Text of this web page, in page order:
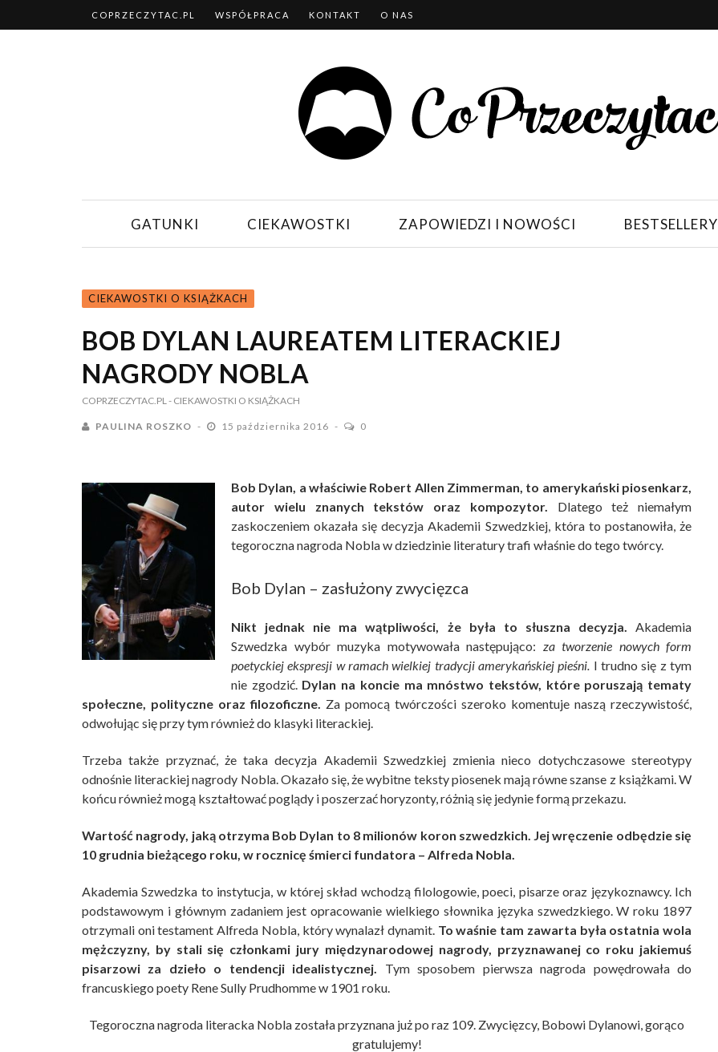
COPRZECZYTAC.PL WSPÓŁPRACA KONTAKT O NAS
GATUNKI CIEKAWOSTKI ZAPOWIEDZI I NOWOŚCI BESTSELLERY
CIEKAWOSTKI O KSIĄŻKACH
BOB DYLAN LAUREATEM LITERACKIEJ
NAGRODY NOBLA
COPRZECZYTAC.PL- CIEKAWOSTKI O KSIĄŻKACH
PAULINA ROSZKO 15 października 2016 0
Bob Dylan, a właściwie Robert Allen Zimmerman, to amerykański piosenkarz,
autor wielu znanych tekstów oraz kompozytor. Dlatego też niemałym
zaskoczeniem okazała się decyzja Akademii Szwedzkiej, która to postanowiła, że
tegoroczna nagroda Nobla w dziedzinie literatury trafi właśnie do tego twórcy.
Bob Dylan – zasłużony zwycięzca
Nikt jednak nie ma wątpliwości, że była to słuszna decyzja. Akademia
Szwedzka wybór muzyka motywowała następująco: za tworzenie nowych form
poetyckiej ekspresji w ramach wielkiej tradycji amerykańskiej pieśni. I trudno się z tym
nie zgodzić. Dylan na koncie ma mnóstwo tekstów, które poruszają tematy
społeczne, polityczne oraz filozoficzne. Za pomocą twórczości szeroko komentuje naszą rzeczywistość,
odwołując się przy tym również do klasyki literackiej.
Trzeba także przyznać, że taka decyzja Akademii Szwedzkiej zmienia nieco dotychczasowe stereotypy
odnośnie literackiej nagrody Nobla. Okazało się, że wybitne teksty piosenek mają równe szanse z książkami. W
końcu również mogą kształtować poglądy i poszerzać horyzonty, różnią się jedynie formą przekazu.
Wartość nagrody, jaką otrzyma Bob Dylan to 8 milionów koron szwedzkich. Jej wręczenie odbędzie się
10 grudnia bieżącego roku, w rocznicę śmierci fundatora – Alfreda Nobla.
Akademia Szwedzka to instytucja, w której skład wchodzą filologowie, poeci, pisarze oraz językoznawcy. Ich
podstawowym i głównym zadaniem jest opracowanie wielkiego słownika języka szwedzkiego. W roku 1897
otrzymali oni testament Alfreda Nobla, który wynalazł dynamit. To waśnie tam zawarta była ostatnia wola
mężczyzny, by stali się członkami jury międzynarodowej nagrody, przyznawanej co roku jakiemuś
pisarzowi za dzieło o tendencji idealistycznej. Tym sposobem pierwsza nagroda powędrowała do
francuskiego poety Rene Sully Prudhomme w 1901 roku.
Tegoroczna nagroda literacka Nobla została przyznana już po raz 109. Zwycięzcy, Bobowi Dylanowi, gorąco
gratulujemy!